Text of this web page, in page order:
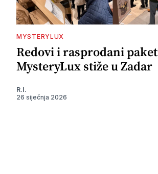
MYSTERYLUX
Redovi i rasprodani
MysteryLux stiže u Zadar
R.I.
26 siječnja 2026